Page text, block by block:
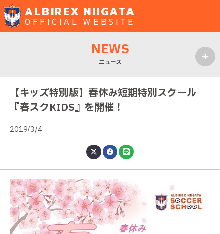
ALBIREX NIIGATA
OFFICIAL WEBSITE
NEWS
ニュース
【キッズ特別版】春休み短期特別スクール
『春スクKIDS』を開催！
2019/3/4